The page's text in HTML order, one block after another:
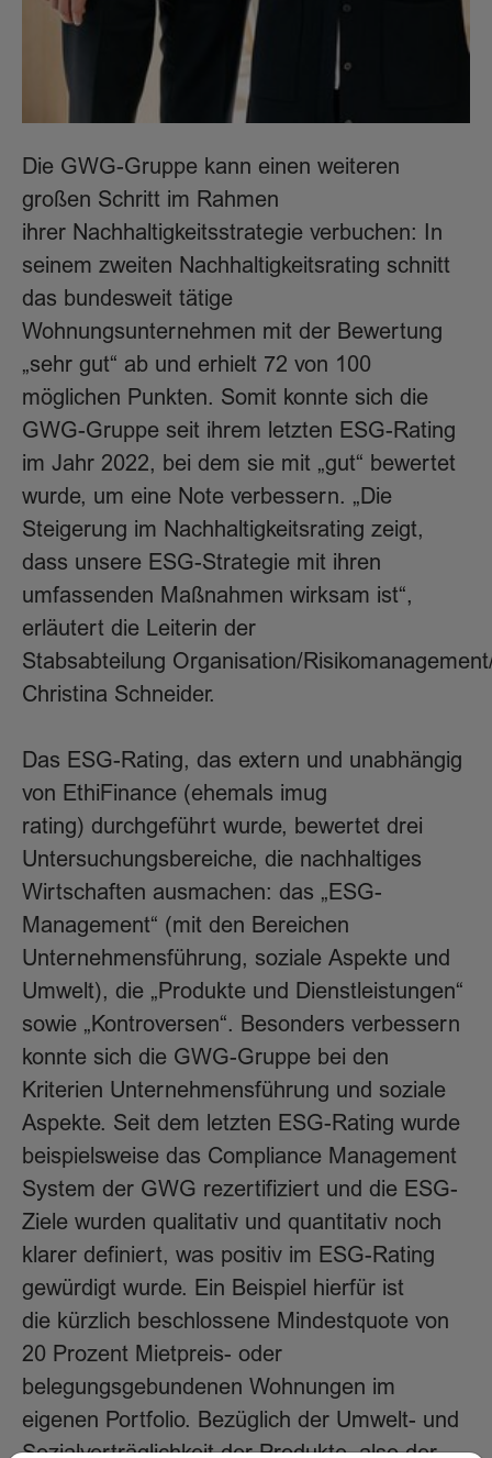
Die GWG-Gruppe kann einen weiteren
großen Schritt im Rahmen
ihrer Nachhaltigkeitsstrategie verbuchen: In
seinem zweiten Nachhaltigkeitsrating schnitt
das bundesweit tätige
Wohnungsunternehmen mit der Bewertung
„sehr gut“ ab und erhielt 72 von 100
möglichen Punkten. Somit konnte sich die
GWG-Gruppe seit ihrem letzten ESG-Rating
im Jahr 2022, bei dem sie mit „gut“ bewertet
wurde, um eine Note verbessern. „Die
Steigerung im Nachhaltigkeitsrating zeigt,
dass unsere ESG-Strategie mit ihren
umfassenden Maßnahmen wirksam ist“,
erläutert die Leiterin der
Stabsabteilung Organisation/
Christina Schneider.
Das ESG-Rating, das extern und unabhängig
von EthiFinance (ehemals imug
rating) durchgeführt wurde, bewertet drei
Untersuchungsbereiche, die nachhaltiges
Wirtschaften ausmachen: das „ESG-
Management“ (mit den Bereichen
Unternehmensführung, soziale Aspekte und
Umwelt), die „Produkte und Dienstleistungen“
sowie „Kontroversen“. Besonders verbessern
konnte sich die GWG-Gruppe bei den
Kriterien Unternehmensführung und soziale
Aspekte. Seit dem letzten ESG-Rating wurde
beispielsweise das Compliance Management
System der GWG rezertifiziert und die ESG-
Ziele wurden qualitativ und quantitativ noch
klarer definiert, was positiv im ESG-Rating
gewürdigt wurde. Ein Beispiel hierfür ist
die kürzlich beschlossene Mindestquote von
20 Prozent Mietpreis- oder
belegungsgebundenen Wohnungen im
eigenen Portfolio. Bezüglich der Umwelt- und